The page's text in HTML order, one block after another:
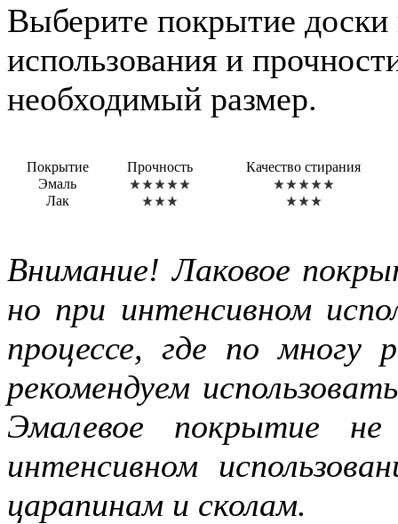
Выберите покрытие доски
использования и
необходимый размер.
Покрытие Прочность
Качество стирания
Эмаль
Лак
Внимание! Лаковое
но при интенсивном
процессе, где по
рекомендуем
Эмалевое покрытие
интенсивном
царапинам и сколам.